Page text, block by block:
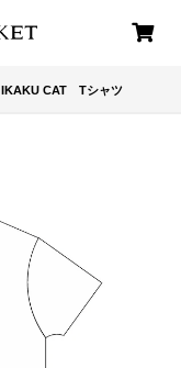
IKAKU CAT Tシャツ